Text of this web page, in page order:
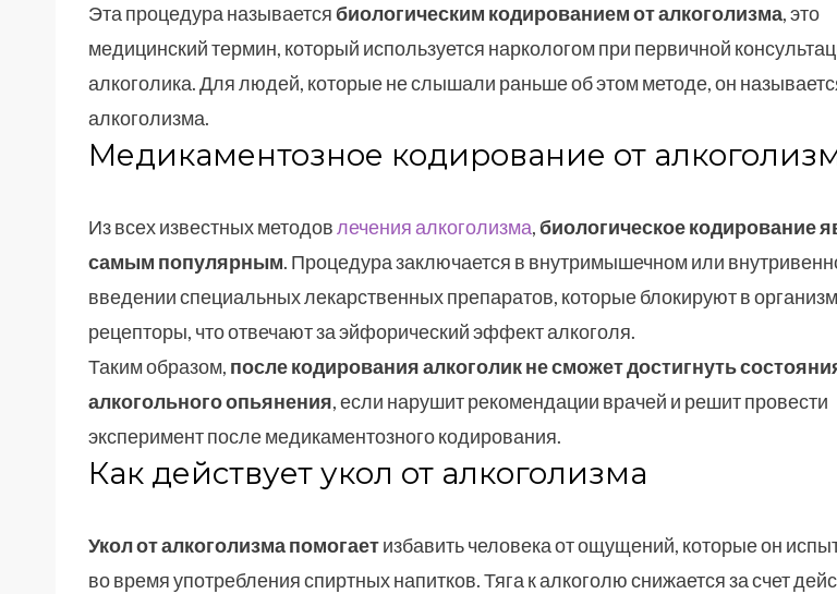
Эта процедура называетсябиологическим кодированием от алкоголизма, это
медицинский термин, который используется наркологом при первичной
алкоголика. Для людей, которые не слышали раньше об этом методе, он
алкоголизма.
Медикаментозное кодирование от
Из всех известных методовлечения алкоголизма,биологическое кодирование
самым популярным. Процедура заключается в внутримышечном или
введении специальных лекарственных препаратов, которые блокируют в
рецепторы, что отвечают за эйфорический эффект алкоголя.
Таким образом, после кодирования алкоголик не сможет достигнуть
алкогольного опьянения, если нарушит рекомендации врачей и решит провести
эксперимент после медикаментозного кодирования.
Как действует укол от алкоголизма
Укол от алкоголизма помогаетизбавить человека от ощущений, которые он
во время употребления спиртных напитков. Тяга к алкоголю снижается за счет